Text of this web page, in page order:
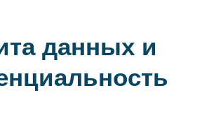
данных и